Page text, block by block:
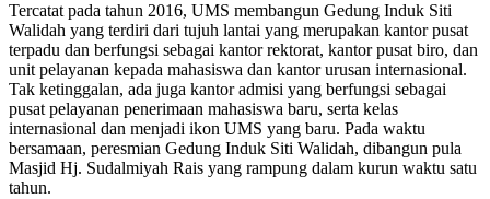
Tercatat pada tahun 2016, UMS membangun Gedung Induk Siti
Walidah yang terdiri dari tujuh lantai yang merupakan kantor pusat
terpadu dan berfungsi sebagai kantor rektorat, kantor pusat biro, dan
unit pelayanan kepada mahasiswa dan kantor urusan internasional.
Tak ketinggalan, ada juga kantor admisi yang berfungsi sebagai
pusat pelayanan penerimaan mahasiswa baru, serta kelas
internasional dan menjadi ikon UMS yang baru. Pada waktu
bersamaan, peresmian Gedung Induk Siti Walidah, dibangun pula
Masjid Hj. Sudalmiyah Rais yang rampung dalam kurun waktu satu
tahun.